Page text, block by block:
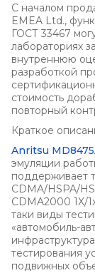
С началом
EMEA Ltd.,
ГОСТ 33467
лабораториях
внутреннюю
разработкой
стоимость
повторный
Краткое
Anritsu
эмуляции
поддерживает
CDMA/HSPA/
CDMA2000 1X/
таки виды
«автомобиль-
тестирования
подвижных